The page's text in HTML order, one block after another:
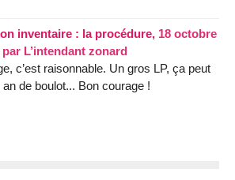
inventaire : la procédure, 18 octobre
par L’intendant zonard
c’est raisonnable. Un gros LP, ça peut
de boulot... Bon courage !